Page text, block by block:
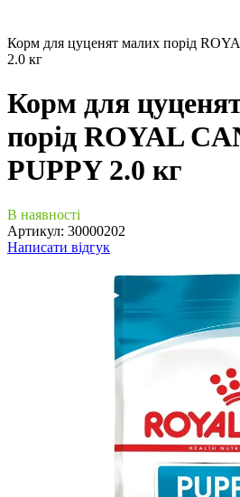
Корм для цуценят малих порід
2.0 кг
Корм для
порід ROYAL
PUPPY 2.0 кг
В наявності
Артикул: 30000202
Написати відгук